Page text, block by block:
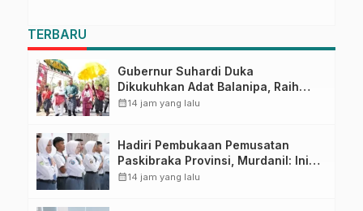
TERBARU
Gubernur Suhardi Duka
Dikukuhkan Adat Balanipa, Raih
Gelar Sulo Tappidena
calendar_month14 jam yang lalu
Hadiri Pembukaan Pemusatan
Paskibraka Provinsi, Murdanil: Ini
Membentuk Karakter Hingga
calendar_month14 jam yang lalu